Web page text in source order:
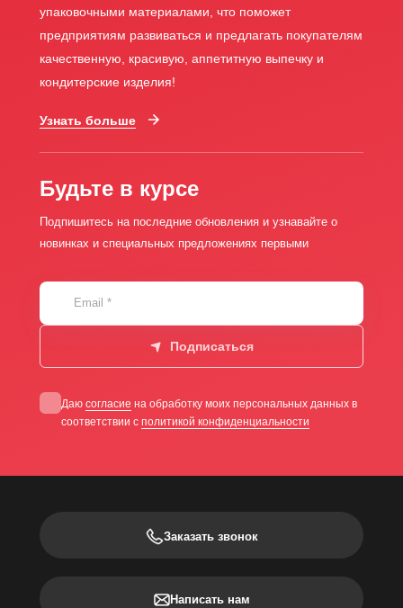
упаковочными материалами, что поможет
предприятиям развиваться и предлагать покупателям
качественную, красивую, аппетитную выпечку и
кондитерские изделия!
Узнать больше
Будьте в курсе
Подпишитесь на последние обновления и узнавайте о
новинках и специальных предложениях первыми
Email *
Подписаться
Даю согласие на обработку моих персональных данных в
соответствии с политикой конфиденциальности
Заказать звонок
Написать нам